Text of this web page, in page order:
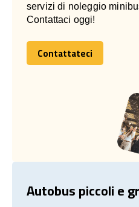
servizi di noleggio
Contattaci oggi!
Contattateci
Contattateci
Autobus piccoli e